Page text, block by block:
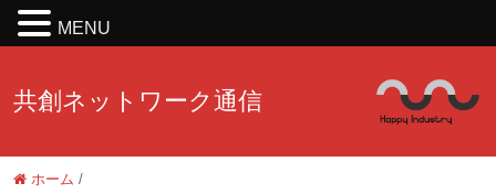
共創ネットワーク通信
ホーム /
MENU